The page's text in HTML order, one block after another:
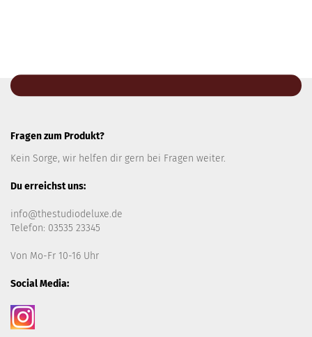
Fragen zum Produkt?
Kein Sorge, wir helfen dir gern bei Fragen weiter.
Du erreichst uns:
info@thestudiodeluxe.de
Telefon: 03535 23345
Von Mo-Fr 10-16 Uhr
Social Media: